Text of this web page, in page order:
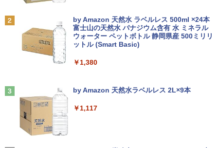
2
【楽天1位!1,600円OFFクーポン 8/4 20:
00-8/11 01:59】Xiaomi Monitor A24i 20
26 ディスプレイ 1080P 23.8インチ 144
Hzリフレッシュレート sRGB99% 1670
万色 300nits ΔE＜1 低ブルーライト 大
スタンド VESA
【電子書籍】[ 佐賀崎しげる ]
￥1,430
CO（タコ） ]
￥2,420
Anker Soundcore P31i ホワイト
￥5,990
ラック
￥14,990
BRUCE WAYNE feat. Flo Milli, ATL Jacob
[Explicit]
￥250
by Amazon 天然水 ラベルレス 500ml ×24本
富士山の天然水 バナジウム含有 水 ミネラル
ウォーター ペットボトル 静岡県産 500ミリリ
ットル (Smart Basic)
￥1,380
by Amazon 天然水ラベルレス 2L×9本
￥1,117